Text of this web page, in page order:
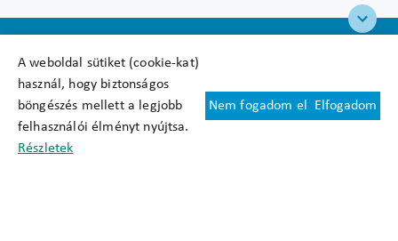
A weboldal sütiket (cookie-kat)
használ, hogy biztonságos
böngészés mellett a legjobb
felhasználói élményt nyújtsa.
Részletek
Nem fogadom el Elfogadom
Felhasználási feltételek